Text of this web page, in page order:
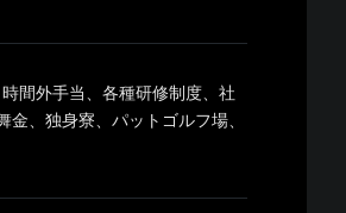
間外手当、各種研修制度、社
、独身寮、パットゴルフ場、